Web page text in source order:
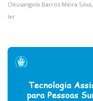
Cleusangela Barros Meira Silva,
ler